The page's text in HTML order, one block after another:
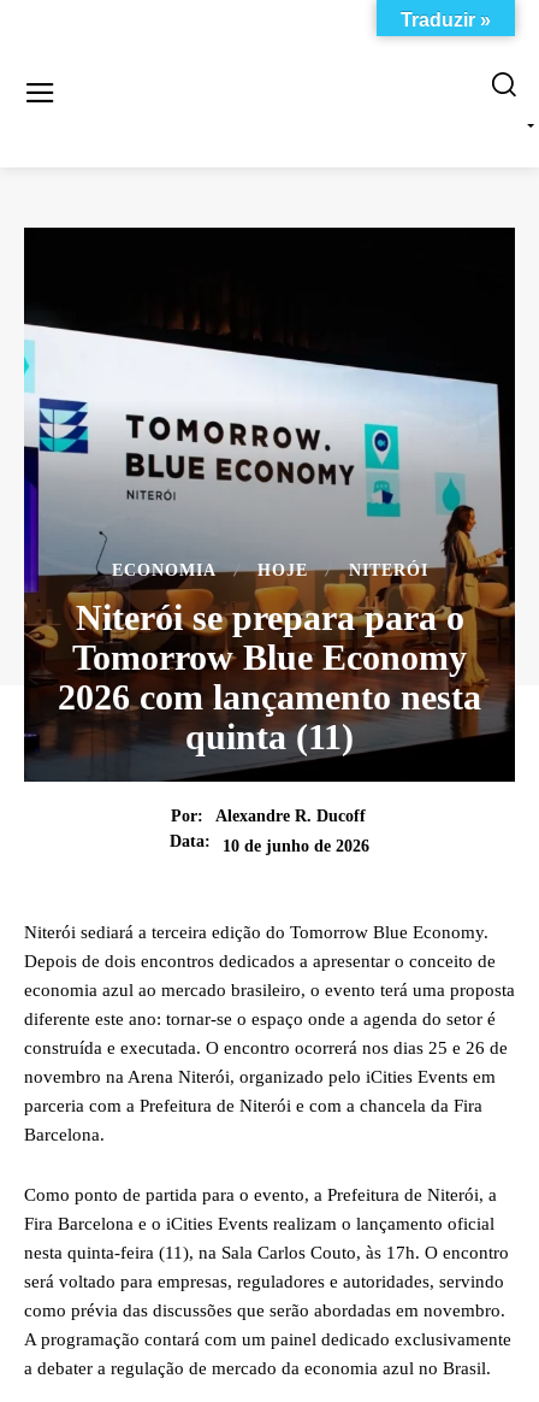
ECONOMIA HOJE NITERÓI
Niterói se prepara para o
Tomorrow Blue Economy
2026 com lançamento nesta
quinta (11)
Por:
Alexandre R. Ducoff
Data:
10 de junho de 2026
Niterói sediará a terceira edição do Tomorrow Blue Economy.
Depois de dois encontros dedicados a apresentar o conceito de
economia azul ao mercado brasileiro, o evento terá uma proposta
diferente este ano: tornar-se o espaço onde a agenda do setor é
construída e executada. O encontro ocorrerá nos dias 25 e 26 de
novembro na Arena Niterói, organizado pelo iCities Events em
parceria com a Prefeitura de Niterói e com a chancela da Fira
Barcelona.
Como ponto de partida para o evento, a Prefeitura de Niterói, a
Fira Barcelona e o iCities Events realizam o lançamento oficial
nesta quinta-feira (11), na Sala Carlos Couto, às 17h. O encontro
será voltado para empresas, reguladores e autoridades, servindo
como prévia das discussões que serão abordadas em novembro.
A programação contará com um painel dedicado exclusivamente
a debater a regulação de mercado da economia azul no Brasil.
Traduzir »